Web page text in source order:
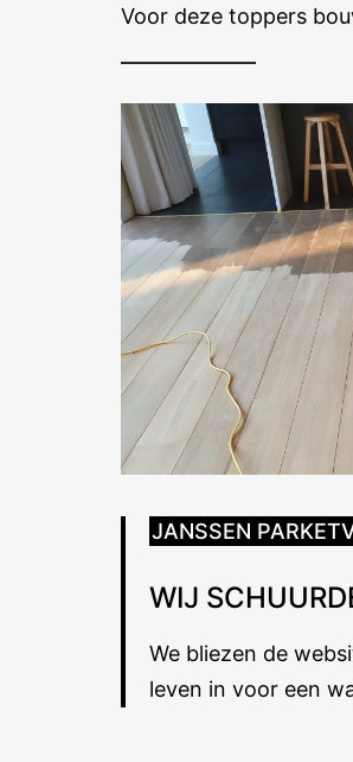
Voor deze toppers
JANSSEN
WIJ
We bliezen de
leven in voor een